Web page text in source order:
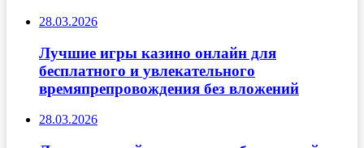
28.03.2026
Лучшие игры казино онлайн для
бесплатного и увлекательного
времяпрепровождения без вложений
28.03.2026